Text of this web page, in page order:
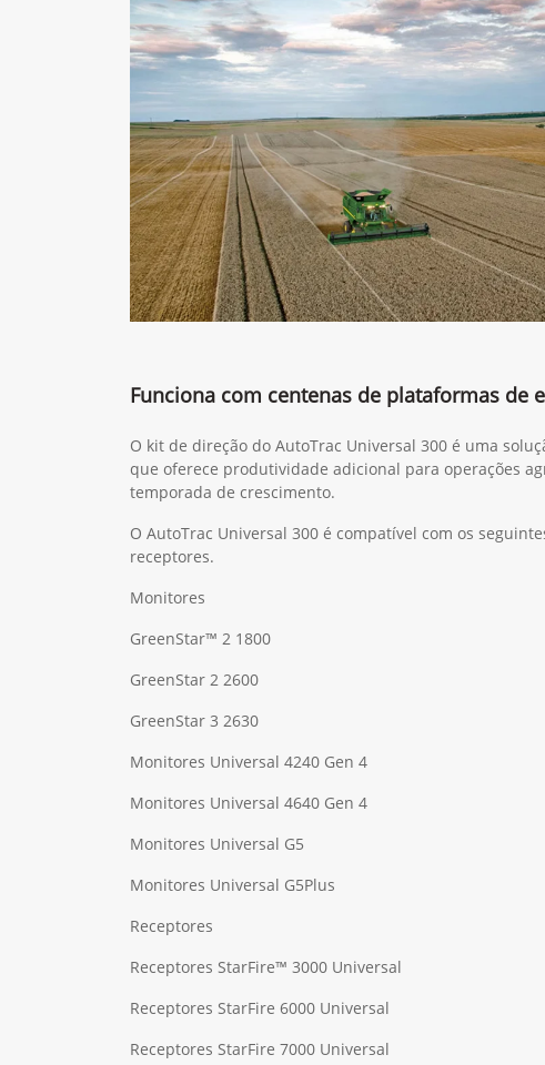
Funciona com centenas de plataformas de
O kit de direção do AutoTrac Universal 300 é uma
que oferece produtividade adicional para operações
temporada de crescimento.
O AutoTrac Universal 300 é compatível com os
receptores.
Monitores
GreenStar™ 2 1800
GreenStar 2 2600
GreenStar 3 2630
Monitores Universal 4240 Gen 4
Monitores Universal 4640 Gen 4
Monitores Universal G5
Monitores Universal G5Plus
Receptores
Receptores StarFire™ 3000 Universal
Receptores StarFire 6000 Universal
Receptores StarFire 7000 Universal